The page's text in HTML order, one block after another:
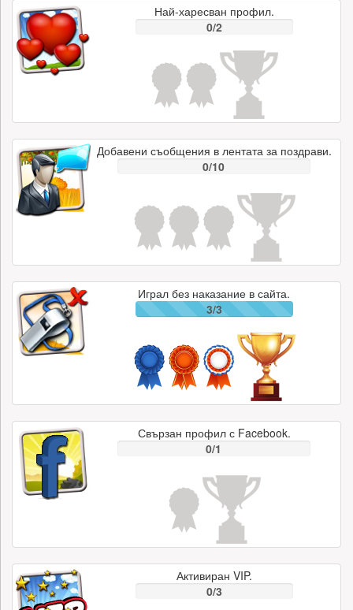
Най-харесван профил.
0/2
Добавени съобщения в лентата за поздрави.
0/10
Играл без наказание в сайта.
3/3
Свързан профил с Facebook.
0/1
Активиран VIP.
0/3